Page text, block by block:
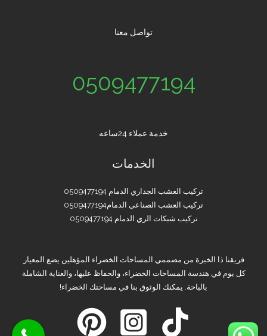
تواصل معنا
0509477194
خدمة عملاء 24ساعه
الخدمات
تركيب العشب الجداري الدمام 0509477194
تركيب العشب الصناعي الدمام0509477194
تركيب شبكات الري الدمام 0509477194
فريقنا ذا الخبرة من مصممي المساحات الخضراء المؤهلين يضع المعيار
كل يوم في هندسة المساحات الخضراء، والحفاظ عليها، والعناية الشاملة
بالباحة. يمكنك الوثوق بنا في مساحتك الخضراء!